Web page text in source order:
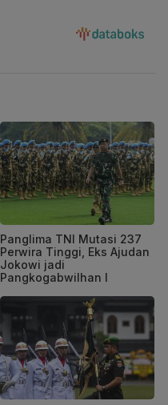
Panglima TNI Mutasi 237
Perwira Tinggi, Eks Ajudan
Jokowi jadi
Pangkogabwilhan I